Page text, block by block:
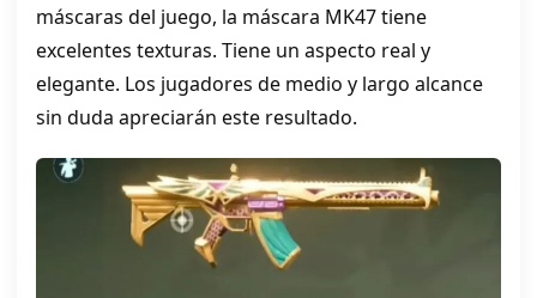
máscaras del juego, la máscara MK47 tiene
excelentes texturas. Tiene un aspecto real y
elegante. Los jugadores de medio y largo alcance
sin duda apreciarán este resultado.